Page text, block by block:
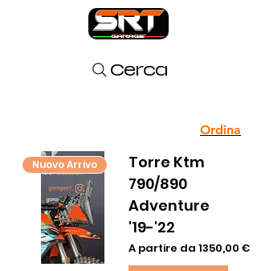
Cerca
Ordina
Nuovo Arrivo
Torre Ktm
790/890
Adventure
'19-'22
A partire da 1350,00 €
Prezzo scontato